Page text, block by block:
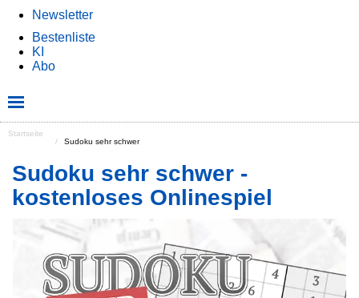
Newsletter
Bestenliste
KI
Abo
Startseite
Sudoku sehr schwer
Sudoku sehr schwer -
kostenloses Onlinespiel